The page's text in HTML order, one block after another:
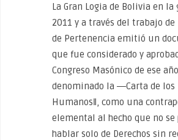
La Gran Logia de Bolivia en la
2011 y a través del trabajo
de Pertenencia emitió un
que fue considerado y
Congreso Masónico de ese año,
denominado la ―Carta de los
Humanos‖, como una
elemental al hecho que no se
hablar solo de Derechos sin